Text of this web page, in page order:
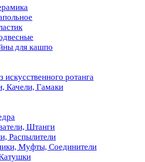
для кашпо
искусственного ротанга
Качели, Гамаки
Штанги
Распылители
Муфты, Соединители